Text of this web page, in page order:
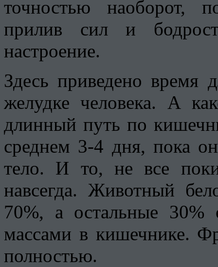
точностью наоборот,
прилив сил и
настроение.
Здесь приведено время
желудке человека. А
длинный путь по
среднем 3-4 дня, пока
тело. И то, не все
навсегда. Животный
70%, а остальные
массами в кишечнике.
полностью.